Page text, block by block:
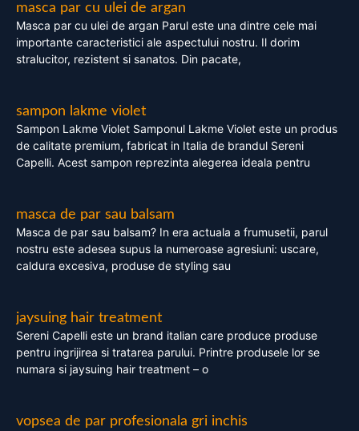
masca par cu ulei de argan
Masca par cu ulei de argan Parul este una dintre cele mai
importante caracteristici ale aspectului nostru. Il dorim
stralucitor, rezistent si sanatos. Din pacate,
sampon lakme violet
Sampon Lakme Violet Samponul Lakme Violet este un produs
de calitate premium, fabricat in Italia de brandul Sereni
Capelli. Acest sampon reprezinta alegerea ideala pentru
masca de par sau balsam
Masca de par sau balsam? In era actuala a frumusetii, parul
nostru este adesea supus la numeroase agresiuni: uscare,
caldura excesiva, produse de styling sau
jaysuing hair treatment
Sereni Capelli este un brand italian care produce produse
pentru ingrijirea si tratarea parului. Printre produsele lor se
numara si jaysuing hair treatment – o
vopsea de par profesionala gri inchis